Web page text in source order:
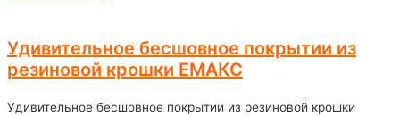
Удивительное бесшовное покрытии из
резиновой крошки ЕМАКС
Удивительное бесшовное покрытии из резиновой крошки